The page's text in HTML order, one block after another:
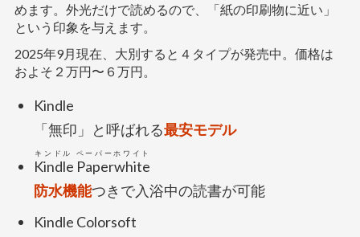
めます。外光だけで読めるので、「紙の印刷物に近い」
という印象を与えます。
2025年9月現在、大別すると４タイプが発売中。価格は
およそ２万円〜６万円。
Kindle
「無印」と呼ばれる最安モデル
Kindle Paperwhite
キンドル ペーパーホワイト
防水機能つきで入浴中の読書が可能
Kindle Colorsoft